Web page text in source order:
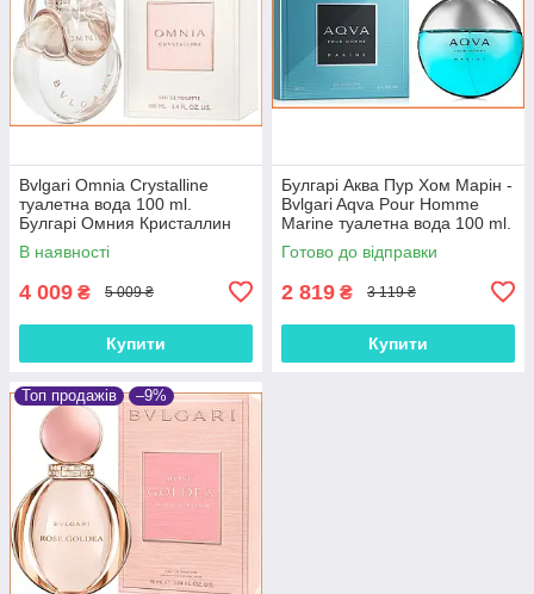
Bvlgari Omnia Crystalline
туалетна вода 100 ml.
Булгарі Омния Кристаллин
В наявності
4 009 ₴ 5 009 ₴
Купити
Булгарі Аква Пур Хом Марін -
Bvlgari Aqva Pour Homme
Marine туалетна вода 100 ml.
Готово до відправки
2 819 ₴ 3 119 ₴
Купити
Топ продажів –9%